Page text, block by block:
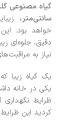
گیاه مصنوعی
سانتی‌متر،
خواهد بود.
دقیق، جلوه‌ای
نیاز به
یک گیاه زیبا
یکی در خانه
ظرایط
کردید این